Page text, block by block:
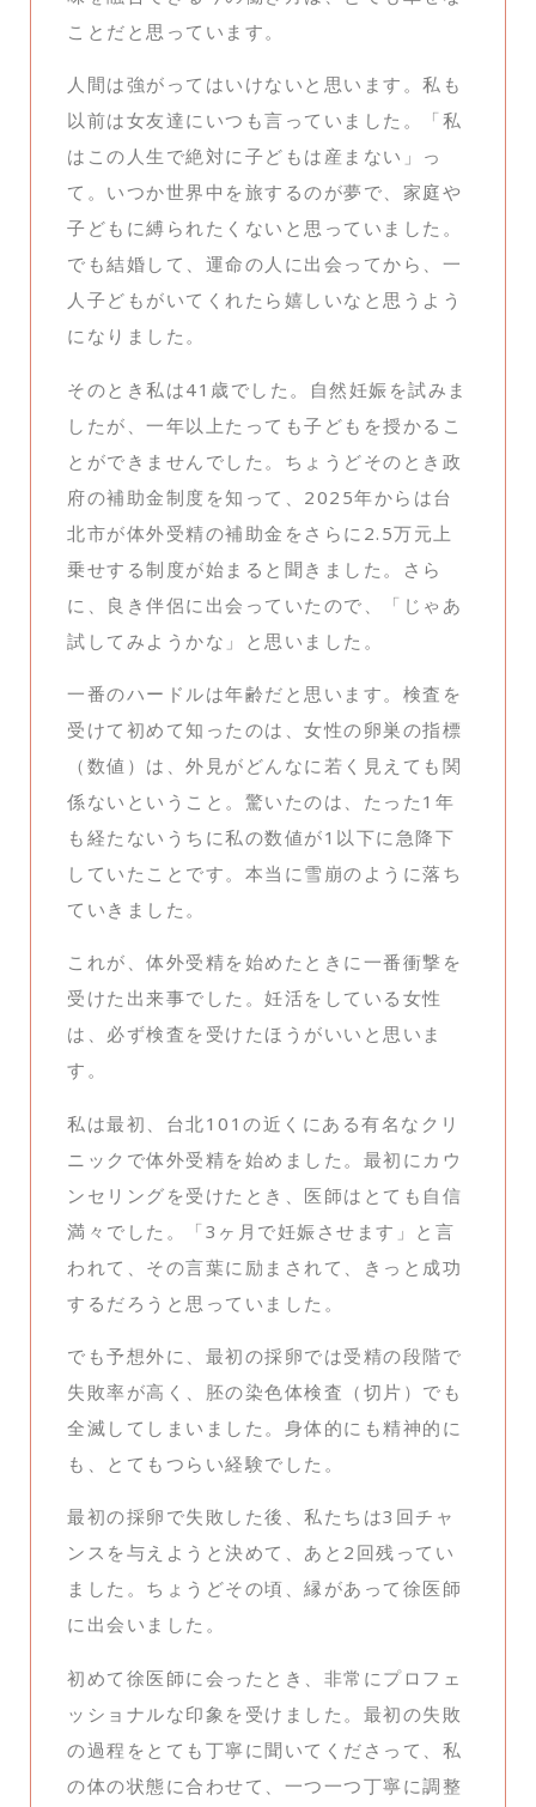
ことだと思っています。
人間は強がってはいけないと思います。私も
以前は女友達にいつも言っていました。「私
はこの人生で絶対に子どもは産まない」っ
て。いつか世界中を旅するのが夢で、家庭や
子どもに縛られたくないと思っていました。
でも結婚して、運命の人に出会ってから、一
人子どもがいてくれたら嬉しいなと思うよう
になりました。
そのとき私は41歳でした。自然妊娠を試みま
したが、一年以上たっても子どもを授かるこ
とができませんでした。ちょうどそのとき政
府の補助金制度を知って、2025年からは台
北市が体外受精の補助金をさらに2.5万元上
乗せする制度が始まると聞きました。さら
に、良き伴侶に出会っていたので、「じゃあ
試してみようかな」と思いました。
一番のハードルは年齢だと思います。検査を
受けて初めて知ったのは、女性の卵巣の指標
（数値）は、外見がどんなに若く見えても関
係ないということ。驚いたのは、たった1年
も経たないうちに私の数値が1以下に急降下
していたことです。本当に雪崩のように落ち
ていきました。
これが、体外受精を始めたときに一番衝撃を
受けた出来事でした。妊活をしている女性
は、必ず検査を受けたほうがいいと思いま
す。
私は最初、台北101の近くにある有名なクリ
ニックで体外受精を始めました。最初にカウ
ンセリングを受けたとき、医師はとても自信
満々でした。「3ヶ月で妊娠させます」と言
われて、その言葉に励まされて、きっと成功
するだろうと思っていました。
でも予想外に、最初の採卵では受精の段階で
失敗率が高く、胚の染色体検査（切片）でも
全滅してしまいました。身体的にも精神的に
も、とてもつらい経験でした。
最初の採卵で失敗した後、私たちは3回チャ
ンスを与えようと決めて、あと2回残ってい
ました。ちょうどその頃、縁があって徐医師
に出会いました。
初めて徐医師に会ったとき、非常にプロフェ
ッショナルな印象を受けました。最初の失敗
の過程をとても丁寧に聞いてくださって、私
の体の状態に合わせて、一つ一つ丁寧に調整